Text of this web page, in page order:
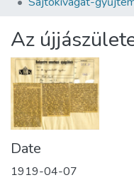
Statistics
About us
Az
Date
1919-04-07